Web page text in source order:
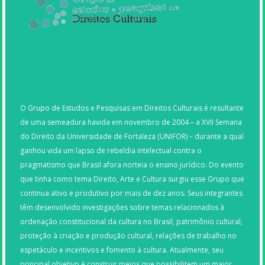
O Grupo de Estudos e Pesquisas em Direitos Culturais é resultante
de uma semeadura havida em novembro de 2004 – a XVII Semana
do Direito da Universidade de Fortaleza (UNIFOR) – durante a qual
ganhou vida um lapso de rebeldia intelectual contra o
pragmatismo que Brasil afora norteia o ensino jurídico. Do evento
que tinha como tema Direito, Arte e Cultura surgiu esse Grupo que
continua ativo e produtivo por mais de dez anos. Seus integrantes
têm desenvolvido investigações sobre temas relacionados à
ordenação constitucional da cultura no Brasil, patrimônio cultural,
proteção à criação e produção cultural, relações de trabalho no
espetáculo e incentivos e fomento à cultura. Atualmente, seu